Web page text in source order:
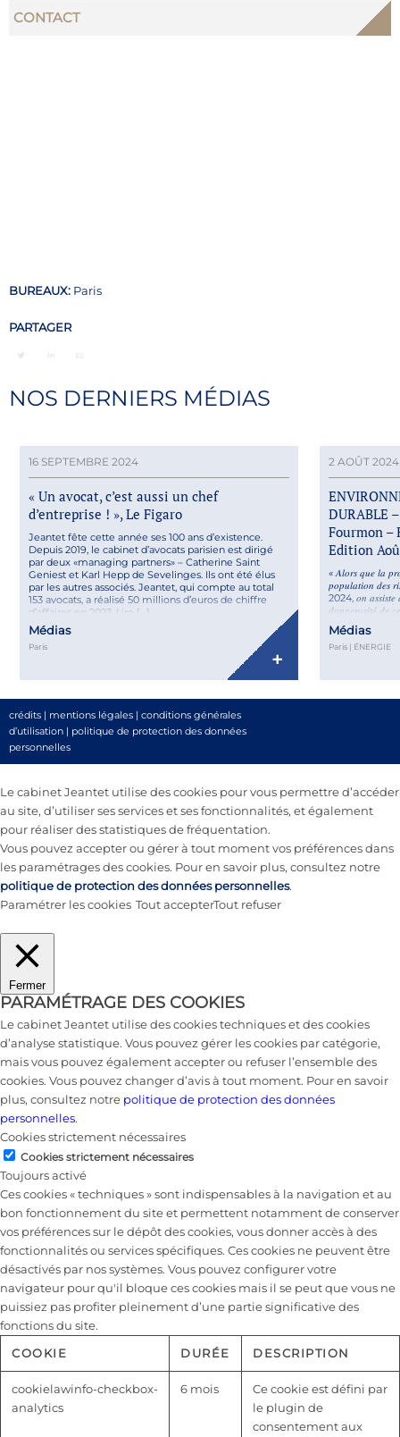
CONTACT
BUREAUX: Paris
PARTAGER
NOS DERNIERS MÉDIAS
16 SEPTEMBRE 2024
« Un avocat, c’est aussi un chef
d’entreprise ! », Le Figaro
Jeantet fête cette année ses 100 ans d’existence.
Depuis 2019, le cabinet d’avocats parisien est dirigé
par deux «managing partners» – Catherine Saint
Geniest et Karl Hepp de Sevelinges. Ils ont été élus
par les autres associés. Jeantet, qui compte au total
153 avocats, a réalisé 50 millions d’euros de chiffre
d’affaires en 2023. Lire […]
Médias
Paris
+
2 AOÛT 2024
DURABLE
Fourmon –
Edition
« 𝐴𝑙𝑜𝑟𝑠 𝑞𝑢𝑒 𝑙𝑎
𝑝𝑜𝑝𝑢𝑙𝑎𝑡𝑖𝑜𝑛 𝑑𝑒𝑠
2024, 𝑜𝑛 𝑎𝑠𝑠𝑖𝑠𝑡𝑒
𝑑𝑎𝑛𝑔𝑒𝑟𝑜𝑠𝑖𝑡𝑒́ 𝑑𝑒
𝑐𝑜𝑚𝑚𝑒
« 𝑙𝑎 𝑉𝑎𝑙𝑙𝑒́𝑒 𝑑𝑒
Médias
Paris | ÉNERGIE
crédits | mentions légales | conditions générales
d’utilisation | politique de protection des données
personnelles
Le cabinet Jeantet utilise des cookies pour vous permettre d’accéder
au site, d’utiliser ses services et ses fonctionnalités, et également
pour réaliser des statistiques de fréquentation.
Vous pouvez accepter ou gérer à tout moment vos préférences dans
les paramétrages des cookies. Pour en savoir plus, consultez notre
politique de protection des données personnelles.
Paramétrer les cookies Tout accepterTout refuser
Fermer
PARAMÉTRAGE DES COOKIES
Le cabinet Jeantet utilise des cookies techniques et des cookies
d’analyse statistique. Vous pouvez gérer les cookies par catégorie,
mais vous pouvez également accepter ou refuser l’ensemble des
cookies. Vous pouvez changer d’avis à tout moment. Pour en savoir
plus, consultez notre politique de protection des données
personnelles.
Cookies strictement nécessaires
Cookies strictement nécessaires
Toujours activé
Ces cookies « techniques » sont indispensables à la navigation et au
bon fonctionnement du site et permettent notamment de conserver
vos préférences sur le dépôt des cookies, vous donner accès à des
fonctionnalités ou services spécifiques. Ces cookies ne peuvent être
désactivés par nos systèmes. Vous pouvez configurer votre
navigateur pour qu'il bloque ces cookies mais il se peut que vous ne
puissiez pas profiter pleinement d’une partie significative des
fonctions du site.
COOKIE
DURÉE DESCRIPTION
cookielawinfo-checkbox-
analytics
6 mois
Ce cookie est défini par
le plugin de
consentement aux